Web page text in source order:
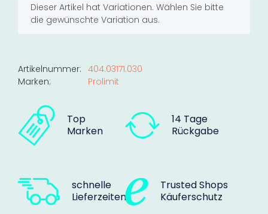
xDieser Artikel hat Variationen. Wählen Sie bitte
die gewünschte Variation aus.
Artikelnummer: 404.03171.030
Marken:
Prolimit
Top
Marken
14 Tage
Rückgabe
schnelle
Lieferzeiten
Trusted Shops
Käuferschutz